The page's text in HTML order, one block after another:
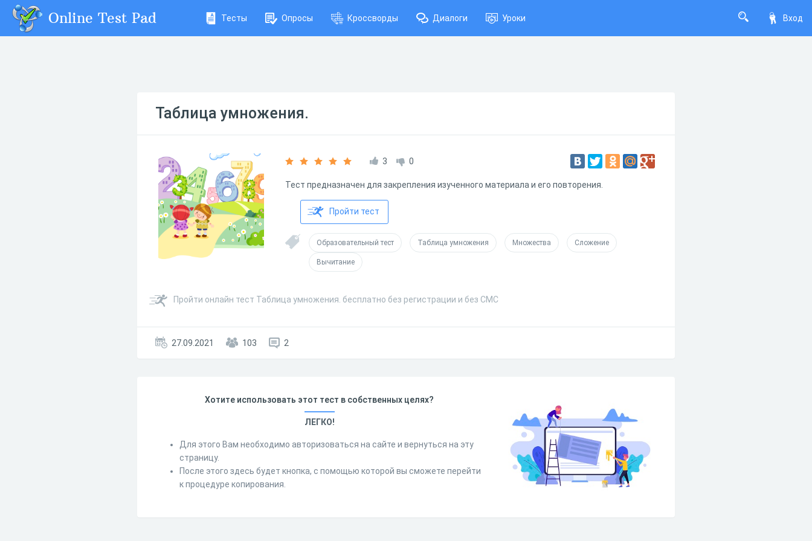
Вход
Online Test Pad Тесты Опросы Кроссворды Диалоги Уроки
Таблица умножения.
3 0
Тест предназначен для закрепления изученного материала и его повторения.
Пройти тест
Образовательный тест Таблица умножения Множества Сложение
Вычитание
Пройти онлайн тест Таблица умножения. бесплатно без регистрации и без СМС
27.09.2021 103 2
Хотите использовать этот тест в собственных целях?
ЛЕГКО!
Для этого Вам необходимо авторизоваться на сайте и вернуться на эту
страницу.
После этого здесь будет кнопка, с помощью которой вы сможете перейти
к процедуре копирования.